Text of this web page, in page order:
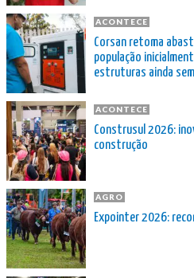
ACONTECE
Corsan retoma
população
estruturas ainda
ACONTECE
Construsul 2026:
construção
AGRO
Expointer 2026: